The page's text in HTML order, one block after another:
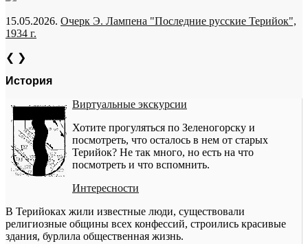
15.05.2026. Очерк Э. Лампена "Последние русские Терийок",
1934 г.
❮ ❯
История
Виртуальные экскурсии
Хотите прогуляться по Зеленогорску и
посмотреть, что осталось в нем от старых
Терийок? Не так много, но есть на что
посмотреть и что вспомнить.
Интересности
В Терийоках жили известные люди, существовали
религиозные общины всех конфессий, строились красивые
здания, бурлила общественная жизнь.